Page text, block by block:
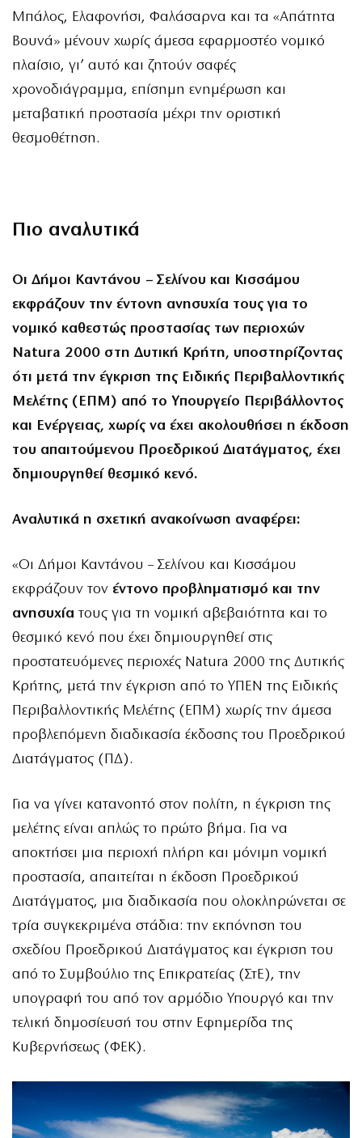
Μπάλος, Ελαφονήσι, Φαλάσαρνα και τα «Απάτητα
Βουνά» μένουν χωρίς άμεσα εφαρμοστέο νομικό
πλαίσιο, γι’ αυτό και ζητούν σαφές
χρονοδιάγραμμα, επίσημη ενημέρωση και
μεταβατική προστασία μέχρι την οριστική
θεσμοθέτηση.
Πιο αναλυτικά
Οι Δήμοι Καντάνου – Σελίνου και Κισσάμου
εκφράζουν την έντονη ανησυχία τους για το
νομικό καθεστώς προστασίας των περιοχών
Natura 2000 στη Δυτική Κρήτη, υποστηρίζοντας
ότι μετά την έγκριση της Ειδικής Περιβαλλοντικής
Μελέτης (ΕΠΜ) από το Yπουργείο Περιβάλλοντος
και Ενέργειας, χωρίς να έχει ακολουθήσει η έκδοση
του απαιτούμενου Προεδρικού Διατάγματος, έχει
δημιουργηθεί θεσμικό κενό.
Αναλυτικά η σχετική ανακοίνωση αναφέρει:
«Οι Δήμοι Καντάνου – Σελίνου και Κισσάμου
εκφράζουν τον έντονο προβληματισμό και την
ανησυχία τους για τη νομική αβεβαιότητα και το
θεσμικό κενό που έχει δημιουργηθεί στις
προστατευόμενες περιοχές Natura 2000 της Δυτικής
Κρήτης, μετά την έγκριση από το ΥΠΕΝ της Ειδικής
Περιβαλλοντικής Μελέτης (ΕΠΜ) χωρίς την άμεσα
προβλεπόμενη διαδικασία έκδοσης του Προεδρικού
Διατάγματος (ΠΔ).
Για να γίνει κατανοητό στον πολίτη, η έγκριση της
μελέτης είναι απλώς το πρώτο βήμα. Για να
αποκτήσει μια περιοχή πλήρη και μόνιμη νομική
προστασία, απαιτείται η έκδοση Προεδρικού
Διατάγματος, μια διαδικασία που ολοκληρώνεται σε
τρία συγκεκριμένα στάδια: την εκπόνηση του
σχεδίου Προεδρικού Διατάγματος και έγκριση του
από το Συμβούλιο της Επικρατείας (ΣτΕ), την
υπογραφή του από τον αρμόδιο Υπουργό και την
τελική δημοσίευσή του στην Εφημερίδα της
Κυβερνήσεως (ΦΕΚ).